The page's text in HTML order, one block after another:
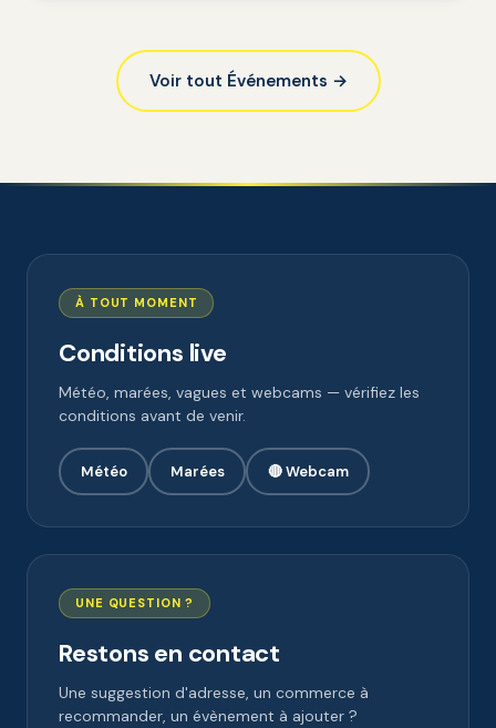
Voir tout Événements →
À TOUT MOMENT
Conditions live
Météo, marées, vagues et webcams — vérifiez les
conditions avant de venir.
Météo Marées 🔴 Webcam
UNE QUESTION ?
Restons en contact
Une suggestion d'adresse, un commerce à
recommander, un évènement à ajouter ?